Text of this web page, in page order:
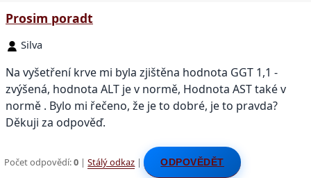
Prosim poradt
Silva
Na vyšetření krve mi byla zjištěna hodnota GGT 1,1 -
zvýšená, hodnota ALT je v normě, Hodnota AST také v
normě . Bylo mi řečeno, že je to dobré, je to pravda?
Děkuji za odpověď.
Počet odpovědí:0 |Stálý odkaz | ODPOVĚDĚT